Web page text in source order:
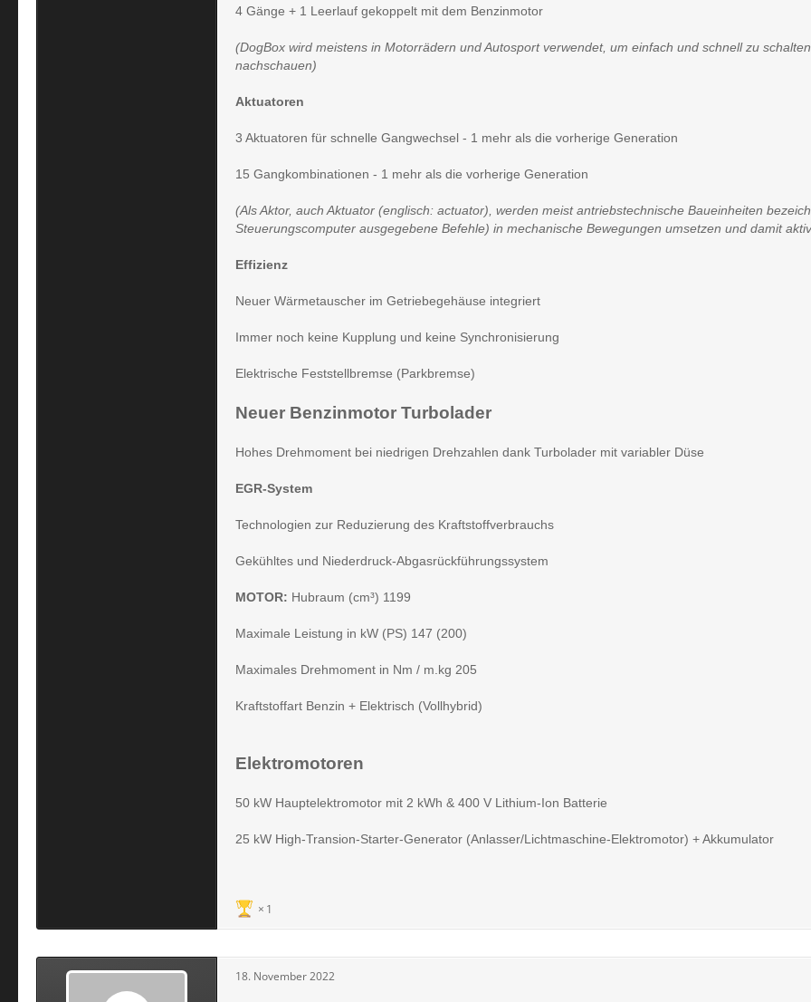
4 Gänge + 1 Leerlauf gekoppelt mit dem Benzinmotor
(DogBox wird meistens in Motorrädern und Autosport verwendet, um einfach und schnell zu
nachschauen)
Aktuatoren
3 Aktuatoren für schnelle Gangwechsel - 1 mehr als die vorherige Generation
15 Gangkombinationen - 1 mehr als die vorherige Generation
(Als Aktor, auch Aktuator (englisch: actuator), werden meist antriebstechnische Baueinheiten
Steuerungscomputer ausgegebene Befehle) in mechanische Bewegungen umsetzen und damit
Effizienz
Neuer Wärmetauscher im Getriebegehäuse integriert
Immer noch keine Kupplung und keine Synchronisierung
Elektrische Feststellbremse (Parkbremse)
Neuer Benzinmotor Turbolader
Hohes Drehmoment bei niedrigen Drehzahlen dank Turbolader mit variabler Düse
EGR-System
Technologien zur Reduzierung des Kraftstoffverbrauchs
Gekühltes und Niederdruck-Abgasrückführungssystem
MOTOR: Hubraum (cm³) 1199
Maximale Leistung in kW (PS) 147 (200)
Maximales Drehmoment in Nm / m.kg 205
Kraftstoffart Benzin + Elektrisch (Vollhybrid)
Elektromotoren
50 kW Hauptelektromotor mit 2 kWh & 400 V Lithium-Ion Batterie
25 kW High-Transion-Starter-Generator (Anlasser/Lichtmaschine-Elektromotor) + Akkumulator
1
18. November 2022